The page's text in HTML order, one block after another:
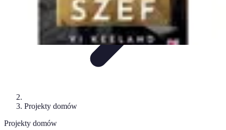
Projekty domów
Projekty domów